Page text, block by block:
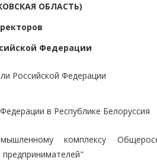
ОБЛАСТЬ)
Федерации
Российской Федерации
в Республике Белоруссия
комплексу